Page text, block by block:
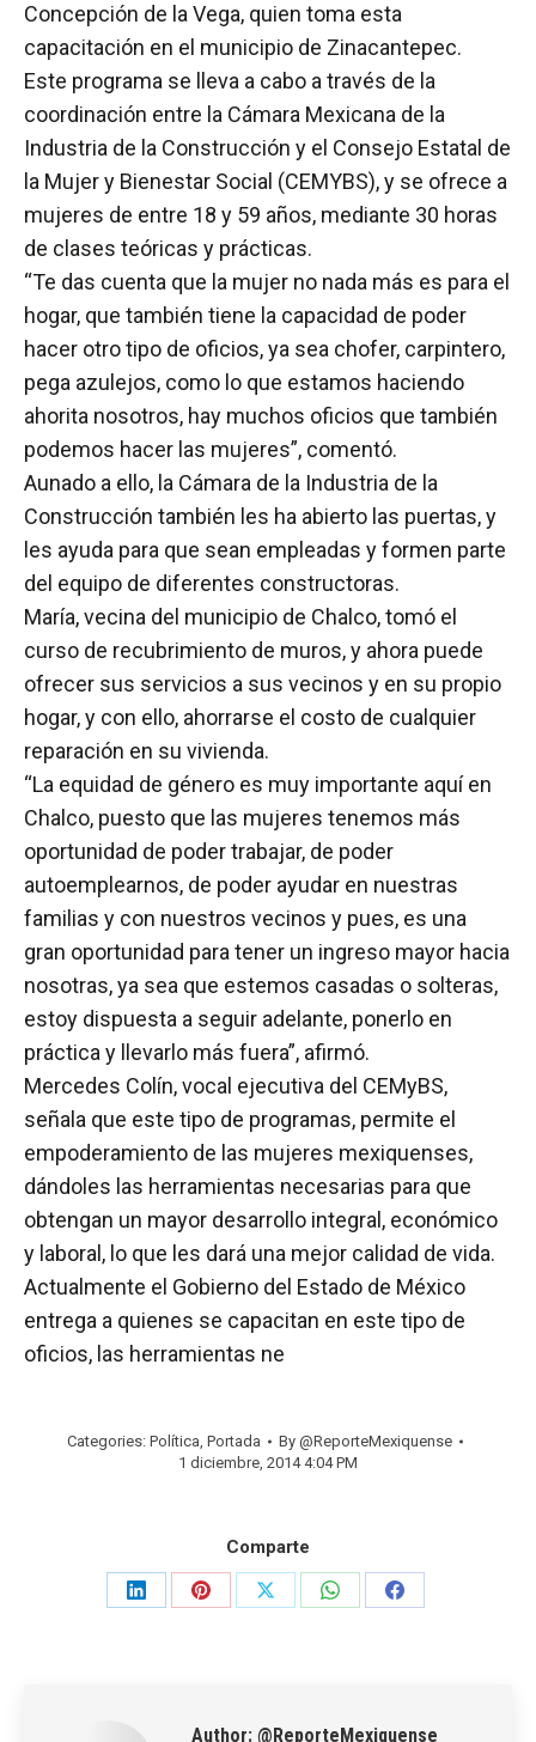
Concepción de la Vega, quien toma esta
capacitación en el municipio de Zinacantepec.
Este programa se lleva a cabo a través de la
coordinación entre la Cámara Mexicana de la
Industria de la Construcción y el Consejo Estatal de
la Mujer y Bienestar Social (CEMYBS), y se ofrece a
mujeres de entre 18 y 59 años, mediante 30 horas
de clases teóricas y prácticas.
“Te das cuenta que la mujer no nada más es para el
hogar, que también tiene la capacidad de poder
hacer otro tipo de oficios, ya sea chofer, carpintero,
pega azulejos, como lo que estamos haciendo
ahorita nosotros, hay muchos oficios que también
podemos hacer las mujeres”, comentó.
Aunado a ello, la Cámara de la Industria de la
Construcción también les ha abierto las puertas, y
les ayuda para que sean empleadas y formen parte
del equipo de diferentes constructoras.
María, vecina del municipio de Chalco, tomó el
curso de recubrimiento de muros, y ahora puede
ofrecer sus servicios a sus vecinos y en su propio
hogar, y con ello, ahorrarse el costo de cualquier
reparación en su vivienda.
“La equidad de género es muy importante aquí en
Chalco, puesto que las mujeres tenemos más
oportunidad de poder trabajar, de poder
autoemplearnos, de poder ayudar en nuestras
familias y con nuestros vecinos y pues, es una
gran oportunidad para tener un ingreso mayor hacia
nosotras, ya sea que estemos casadas o solteras,
estoy dispuesta a seguir adelante, ponerlo en
práctica y llevarlo más fuera”, afirmó.
Mercedes Colín, vocal ejecutiva del CEMyBS,
señala que este tipo de programas, permite el
empoderamiento de las mujeres mexiquenses,
dándoles las herramientas necesarias para que
obtengan un mayor desarrollo integral, económico
y laboral, lo que les dará una mejor calidad de vida.
Actualmente el Gobierno del Estado de México
entrega a quienes se capacitan en este tipo de
oficios, las herramientas ne
Categories: Política, Portada By @ReporteMexiquense
1 diciembre, 2014 4:04 PM
Comparte
Share
Share
Share
Share
Share
Author: @ReporteMexiquense